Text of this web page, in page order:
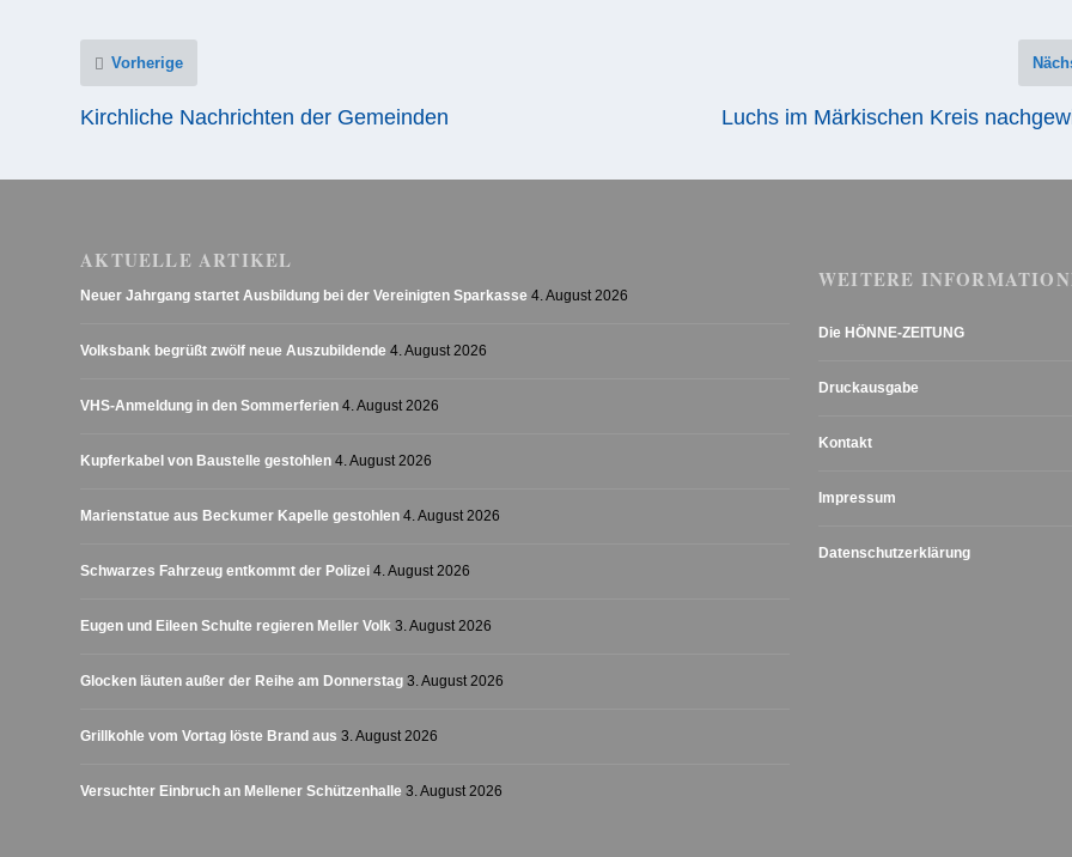
Vorherige
Kirchliche Nachrichten der Gemeinden Luchs im Märkischen Kreis
AKTUELLE ARTIKEL
Neuer Jahrgang startet Ausbildung bei der Vereinigten Sparkasse 4. August 2026
Volksbank begrüßt zwölf neue Auszubildende 4. August 2026
VHS-Anmeldung in den Sommerferien 4. August 2026
Kupferkabel von Baustelle gestohlen 4. August 2026
Marienstatue aus Beckumer Kapelle gestohlen 4. August 2026
Schwarzes Fahrzeug entkommt der Polizei 4. August 2026
Eugen und Eileen Schulte regieren Meller Volk 3. August 2026
Glocken läuten außer der Reihe am Donnerstag 3. August 2026
Grillkohle vom Vortag löste Brand aus 3. August 2026
Versuchter Einbruch an Mellener Schützenhalle 3. August 2026
WEITERE
Die HÖNNE-ZEITUNG
Druckausgabe
Kontakt
Impressum
Datenschutzerklärung